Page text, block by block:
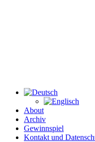
About
Archiv
Gewinnspiel
Kontakt und